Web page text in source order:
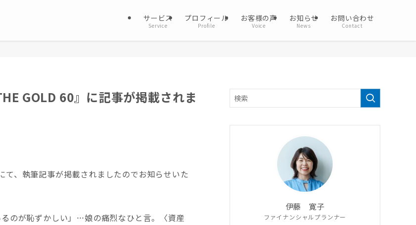
サービス
Service
プロフィール
Profile
お客様の声
Voice
お知らせ
News
お問い合わせ
Contact
GOLD 60』に記事が掲載されま
、執筆記事が掲載されましたのでお知らせいた
のが恥ずかしい」…娘の痛烈なひと言。〈資産
伊藤 寛子
ファイナンシャルプランナー